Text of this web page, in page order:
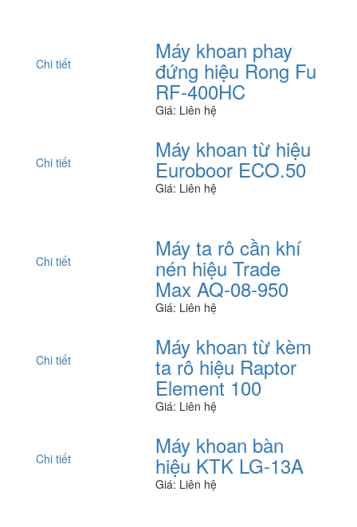
Máy khoan phay
đứng hiệu Rong Fu
RF-400HC
Giá: Liên hệ
Chi tiết
Máy khoan từ hiệu
Euroboor ECO.50
Giá: Liên hệ
Chi tiết
Máy ta rô cần khí
nén hiệu Trade
Max AQ-08-950
Giá: Liên hệ
Chi tiết
Máy khoan từ kèm
ta rô hiệu Raptor
Element 100
Giá: Liên hệ
Chi tiết
Máy khoan bàn
hiệu KTK LG-13A
Giá: Liên hệ
Chi tiết